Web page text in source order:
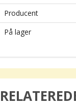
Producent
På lager